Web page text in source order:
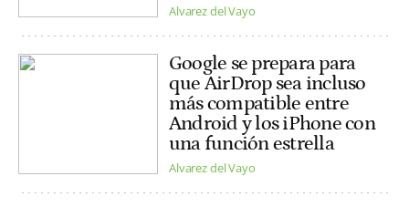
Alvarez del Vayo
Google se prepara para
que AirDrop sea incluso
más compatible entre
Android y los iPhone con
una función estrella
Alvarez del Vayo